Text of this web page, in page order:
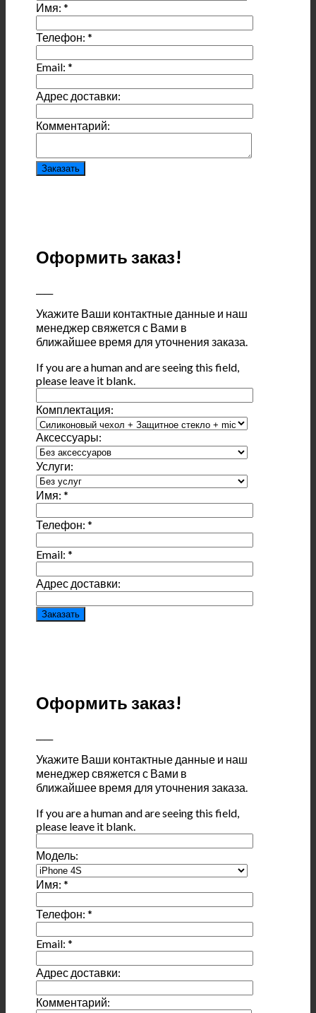
Имя:*
Телефон:*
Email:*
Адрес доставки:
Комментарий:
Оформить заказ!
Укажите Ваши контактные данные и наш
менеджер свяжется с Вами в
ближайшее время для уточнения заказа.
If you are a human and are seeing this field,
please leave it blank.
Комплектация:
Аксессуары:
Услуги:
Имя:*
Телефон:*
Email:*
Адрес доставки:
Оформить заказ!
Укажите Ваши контактные данные и наш
менеджер свяжется с Вами в
ближайшее время для уточнения заказа.
If you are a human and are seeing this field,
please leave it blank.
Модель:
Имя:*
Телефон:*
Email:*
Адрес доставки:
Комментарий: